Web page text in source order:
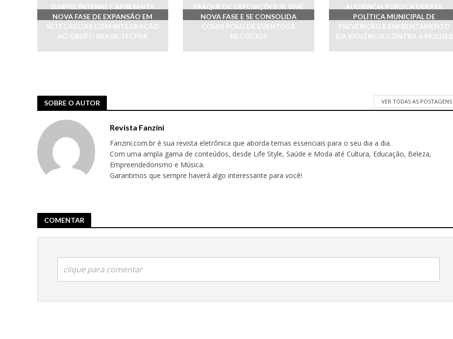
SEMPRE INTERNET APRESENTA
NOVA FASE DE EXPANSÃO EM
SETE LAGOAS COM INTEGRAÇÃO
AO GRUPO BRASIL TECPAR
PARQUE DE EXPOSIÇÕES JK VIVE
NOVA FASE E SE CONSOLIDA
COMO POLO DE EVENTOS E
NEGÓCIOS
AUDIÊNCIA PÚBLICA DEBATE
POLÍTICA MUNICIPAL DE
PREVENÇÃO E ENFRENTAMENTO
DA VIOLÊNCIA CONTRA A MULHER
SOBRE O AUTOR VER TODAS AS POSTAGENS
Revista Fanzini
Fanzini.com.br é sua revista eletrônica que aborda temas essenciais para o seu dia a dia.
Com uma ampla gama de conteúdos, desde Life Style, Saúde e Moda até Cultura, Educação, Beleza,
Empreendedorismo e Música.
Garantimos que sempre haverá algo interessante para você!
COMENTAR
clique para comentar